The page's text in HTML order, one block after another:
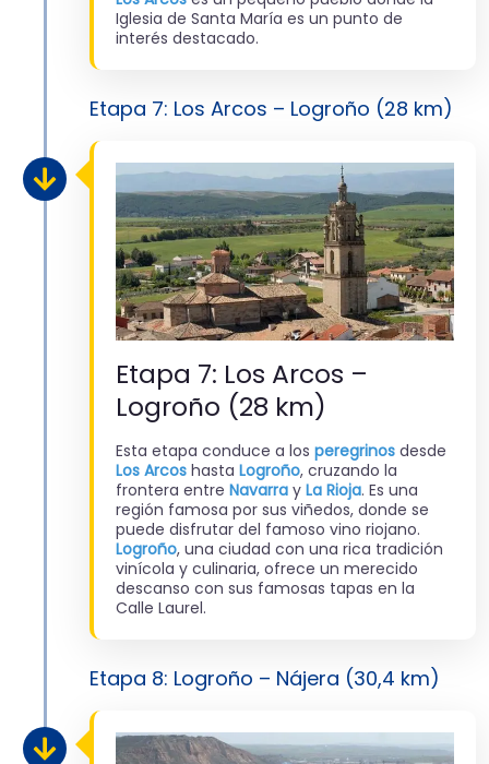
Iglesia de Santa María es un punto de
interés destacado.
Etapa 7: Los Arcos – Logroño (28 km)
Etapa 7: Los Arcos –
Logroño (28 km)
Esta etapa conduce a los peregrinos desde
Los Arcos hasta Logroño, cruzando la
frontera entre Navarra y La Rioja. Es una
región famosa por sus viñedos, donde se
puede disfrutar del famoso vino riojano.
Logroño, una ciudad con una rica tradición
vinícola y culinaria, ofrece un merecido
descanso con sus famosas tapas en la
Calle Laurel.
Etapa 8: Logroño – Nájera (30,4 km)